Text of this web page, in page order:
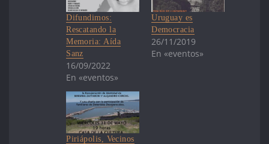
Difundimos:
Rescatando la
Memoria: Aída
Sanz
16/09/2022
En «eventos»
Uruguay es
Democracia
26/11/2019
En «eventos»
Piriápolis, Vecinos